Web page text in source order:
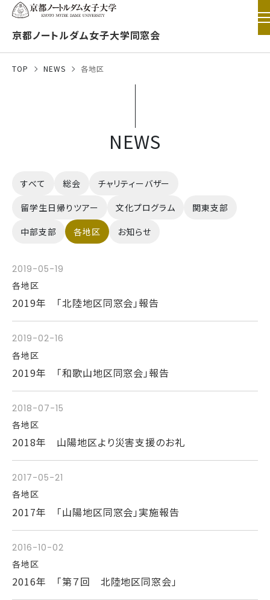
京都ノートルダム女子大学同窓会
TOP NEWS 各地区
NEWS
すべて 総会
チャリティーバザー
留学生日帰りツアー
文化プログラム
関東支部
中部支部
各地区 お知らせ
2019-05-19
各地区
2019年 「北陸地区同窓会」報告
2019-02-16
各地区
2019年 「和歌山地区同窓会」報告
2018-07-15
各地区
2018年 山陽地区より災害支援のお礼
2017-05-21
各地区
2017年 「山陽地区同窓会」実施報告
2016-10-02
各地区
2016年 「第７回 北陸地区同窓会」